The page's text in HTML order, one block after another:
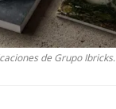
de Grupo Ibricks.